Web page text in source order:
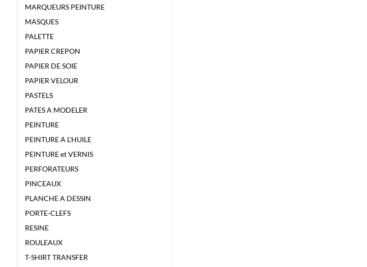
MARQUEURS PEINTURE
MASQUES
PALETTE
PAPIER CREPON
PAPIER DE SOIE
PAPIER VELOUR
PASTELS
PATES A MODELER
PEINTURE
PEINTURE A L'HUILE
PEINTURE et VERNIS
PERFORATEURS
PINCEAUX
PLANCHE A DESSIN
PORTE-CLEFS
RESINE
ROULEAUX
T-SHIRT TRANSFER